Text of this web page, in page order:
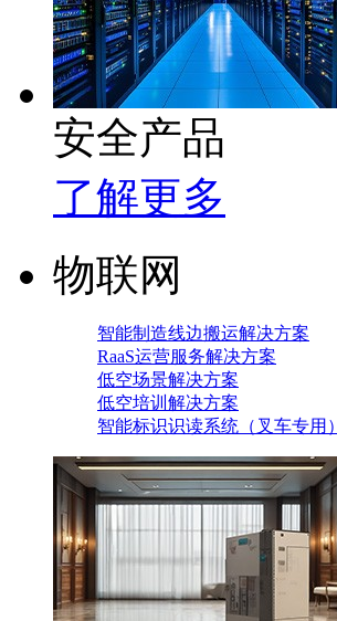
安全产品
了解更多
物联网
智能制造线边搬运解决方案
RaaS运营服务解决方案
低空场景解决方案
低空培训解决方案
智能标识识读系统（叉车专用）